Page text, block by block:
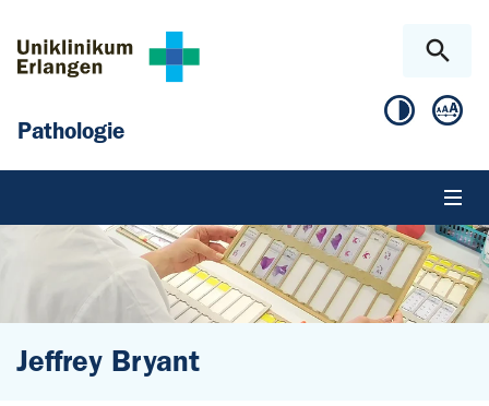
Pathologie
Jeffrey Bryant